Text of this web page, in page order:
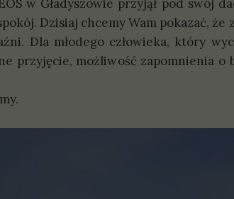
w Gładyszowie przyjął pod swój
Dzisiaj chcemy Wam pokazać,
Dla młodego człowieka, który
przyjęcie, możliwość zapomnienia o